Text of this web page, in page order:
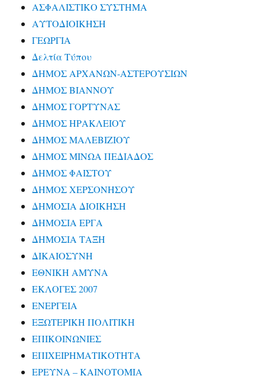
ΑΣΦΑΛΙΣΤΙΚΟ ΣΥΣΤΗΜΑ
ΑΥΤΟΔΙΟΙΚΗΣΗ
ΓΕΩΡΓΙΑ
Δελτία Τύπου
ΔΗΜΟΣ ΑΡΧΑΝΩΝ-ΑΣΤΕΡΟΥΣΙΩΝ
ΔΗΜΟΣ ΒΙΑΝΝΟΥ
ΔΗΜΟΣ ΓΟΡΤΥΝΑΣ
ΔΗΜΟΣ ΗΡΑΚΛΕΙΟΥ
ΔΗΜΟΣ ΜΑΛΕΒΙΖΙΟΥ
ΔΗΜΟΣ ΜΙΝΩΑ ΠΕΔΙΑΔΟΣ
ΔΗΜΟΣ ΦΑΙΣΤΟΥ
ΔΗΜΟΣ ΧΕΡΣΟΝΗΣΟΥ
ΔΗΜΟΣΙΑ ΔΙΟΙΚΗΣΗ
ΔΗΜΟΣΙΑ ΕΡΓΑ
ΔΗΜΟΣΙΑ ΤΑΞΗ
ΔΙΚΑΙΟΣΥΝΗ
ΕΘΝΙΚΗ ΑΜΥΝΑ
ΕΚΛΟΓΕΣ 2007
ΕΝΕΡΓΕΙΑ
ΕΞΩΤΕΡΙΚΗ ΠΟΛΙΤΙΚΗ
ΕΠΙΚΟΙΝΩΝΙΕΣ
ΕΠΙΧΕΙΡΗΜΑΤΙΚΟΤΗΤΑ
ΕΡΕΥΝΑ – ΚΑΙΝΟΤΟΜΙΑ